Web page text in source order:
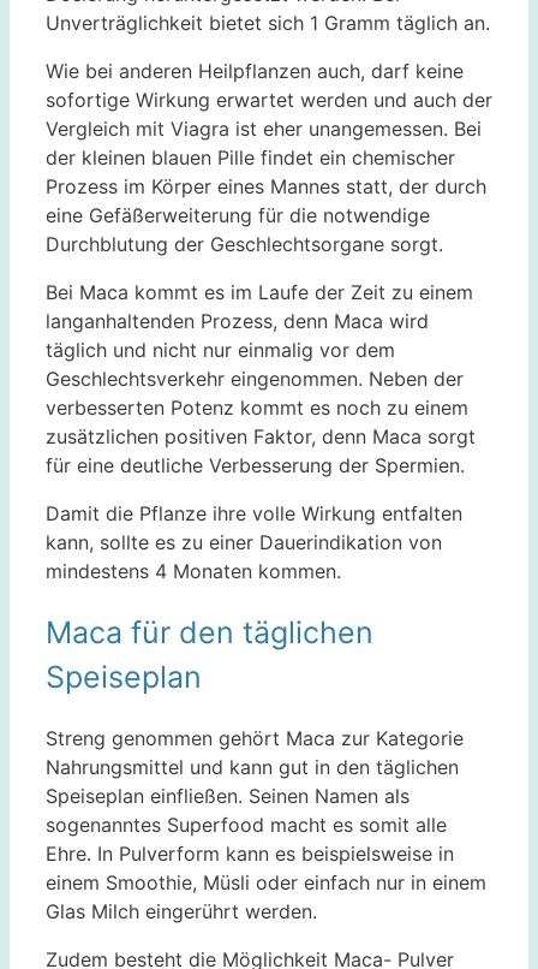
Unverträglichkeit bietet sich 1 Gramm täglich an.
Wie bei anderen Heilpflanzen auch, darf keine
sofortige Wirkung erwartet werden und auch der
Vergleich mit Viagra ist eher unangemessen. Bei
der kleinen blauen Pille findet ein chemischer
Prozess im Körper eines Mannes statt, der durch
eine Gefäßerweiterung für die notwendige
Durchblutung der Geschlechtsorgane sorgt.
Bei Maca kommt es im Laufe der Zeit zu einem
langanhaltenden Prozess, denn Maca wird
täglich und nicht nur einmalig vor dem
Geschlechtsverkehr eingenommen. Neben der
verbesserten Potenz kommt es noch zu einem
zusätzlichen positiven Faktor, denn Maca sorgt
für eine deutliche Verbesserung der Spermien.
Damit die Pflanze ihre volle Wirkung entfalten
kann, sollte es zu einer Dauerindikation von
mindestens 4 Monaten kommen.
Maca für den täglichen
Speiseplan
Streng genommen gehört Maca zur Kategorie
Nahrungsmittel und kann gut in den täglichen
Speiseplan einfließen. Seinen Namen als
sogenanntes Superfood macht es somit alle
Ehre. In Pulverform kann es beispielsweise in
einem Smoothie, Müsli oder einfach nur in einem
Glas Milch eingerührt werden.
Zudem besteht die Möglichkeit Maca- Pulver